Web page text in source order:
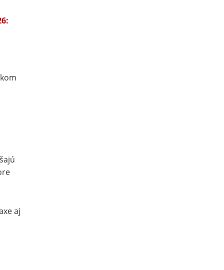
aj